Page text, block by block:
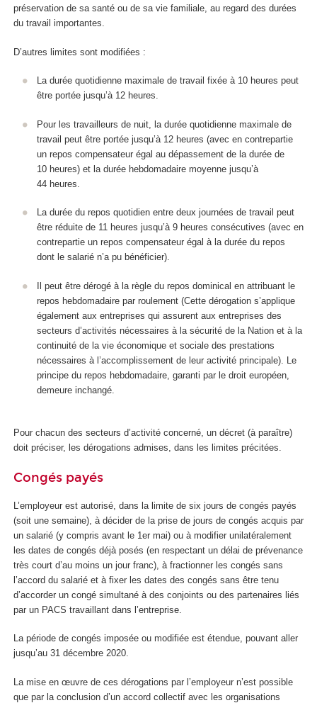
préservation de sa santé ou de sa vie familiale, au regard des durées
du travail importantes.
D’autres limites sont modifiées :
La durée quotidienne maximale de travail fixée à 10 heures peut
être portée jusqu’à 12 heures.
Pour les travailleurs de nuit, la durée quotidienne maximale de
travail peut être portée jusqu’à 12 heures (avec en contrepartie
un repos compensateur égal au dépassement de la durée de
10 heures) et la durée hebdomadaire moyenne jusqu’à
44 heures.
La durée du repos quotidien entre deux journées de travail peut
être réduite de 11 heures jusqu’à 9 heures consécutives (avec en
contrepartie un repos compensateur égal à la durée du repos
dont le salarié n’a pu bénéficier).
Il peut être dérogé à la règle du repos dominical en attribuant le
repos hebdomadaire par roulement (Cette dérogation s’applique
également aux entreprises qui assurent aux entreprises des
secteurs d’activités nécessaires à la sécurité de la Nation et à la
continuité de la vie économique et sociale des prestations
nécessaires à l’accomplissement de leur activité principale). Le
principe du repos hebdomadaire, garanti par le droit européen,
demeure inchangé.
Pour chacun des secteurs d’activité concerné, un décret (à paraître)
doit préciser, les dérogations admises, dans les limites précitées.
Congés payés
L’employeur est autorisé, dans la limite de six jours de congés payés
(soit une semaine), à décider de la prise de jours de congés acquis par
un salarié (y compris avant le 1 er mai) ou à modifier unilatéralement
les dates de congés déjà posés (en respectant un délai de prévenance
très court d’au moins un jour franc), à fractionner les congés sans
l’accord du salarié et à fixer les dates des congés sans être tenu
d’accorder un congé simultané à des conjoints ou des partenaires liés
par un PACS travaillant dans l’entreprise.
La période de congés imposée ou modifiée est étendue, pouvant aller
jusqu’au 31 décembre 2020.
La mise en œuvre de ces dérogations par l’employeur n’est possible
que par la conclusion d’un accord collectif avec les organisations